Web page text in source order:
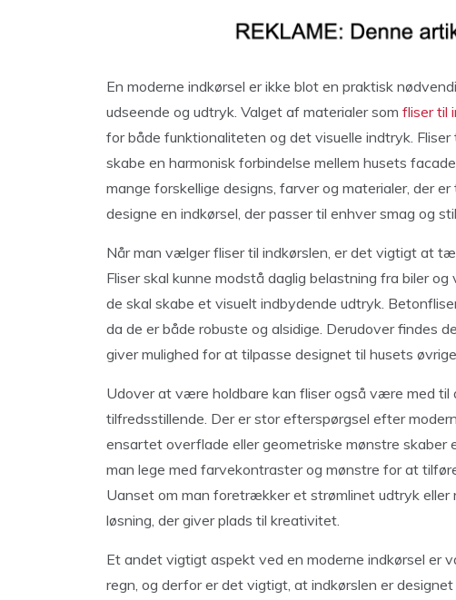
En moderne indkørsel er ikke blot en praktisk
udseende og udtryk. Valget af materialer som fliser til
for både funktionaliteten og det visuelle indtryk.
skabe en harmonisk forbindelse mellem husets
mange forskellige designs, farver og materialer, der
designe en indkørsel, der passer til enhver smag og
Når man vælger fliser til indkørslen, er det vigtigt at
Fliser skal kunne modstå daglig belastning fra biler
de skal skabe et visuelt indbydende udtryk.
da de er både robuste og alsidige. Derudover findes
giver mulighed for at tilpasse designet til husets
Udover at være holdbare kan fliser også være med
tilfredsstillende. Der er stor efterspørgsel efter
ensartet overflade eller geometriske mønstre skaber
man lege med farvekontraster og mønstre for at
Uanset om man foretrækker et strømlinet udtryk eller
løsning, der giver plads til kreativitet.
Et andet vigtigt aspekt ved en moderne indkørsel er
regn, og derfor er det vigtigt, at indkørslen er